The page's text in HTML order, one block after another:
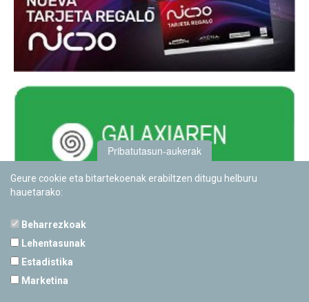
Pribatutasun-aukerak
Geure cookie eta bitartekoenak erabiltzen ditugu helburu
hauetarako:
Beharrezkoak
Lehentasunak
Estadistika
Marketina